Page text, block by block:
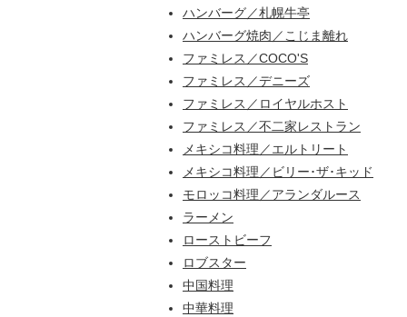
ハンバーグ／札幌牛亭
ハンバーグ焼肉／こじま離れ
ファミレス／COCO'S
ファミレス／デニーズ
ファミレス／ロイヤルホスト
ファミレス／不二家レストラン
メキシコ料理／エルトリート
メキシコ料理／ビリー･ザ･キッド
モロッコ料理／アランダルース
ラーメン
ローストビーフ
ロブスター
中国料理
中華料理